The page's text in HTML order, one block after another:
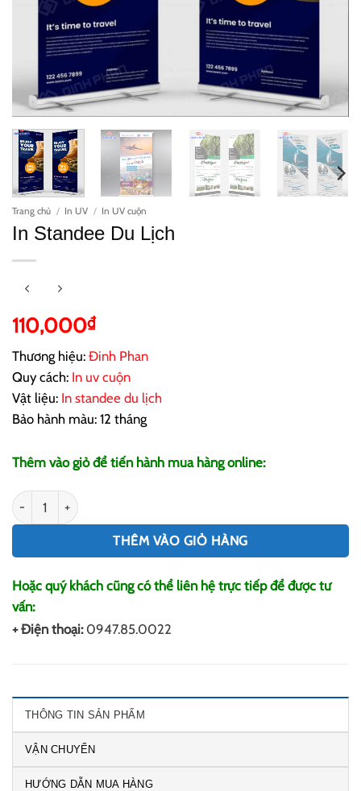
Trang chủ / In UV / In UV cuộn
In Standee Du Lịch
110,000₫
Thương hiệu: Đinh Phan
Quy cách: In uv cuộn
Vật liệu: In standee du lịch
Bảo hành màu: 12 tháng
Thêm vào giỏ để tiến hành mua hàng online:
In Standee Du Lịch số lượng
THÊM VÀO GIỎ HÀNG
Hoặc quý khách cũng có thể liên hệ trực tiếp để được tư
vấn:
+ Điện thoại: 0947.85.0022
THÔNG TIN SẢN PHẨM
VẬN CHUYỂN
HƯỚNG DẪN MUA HÀNG